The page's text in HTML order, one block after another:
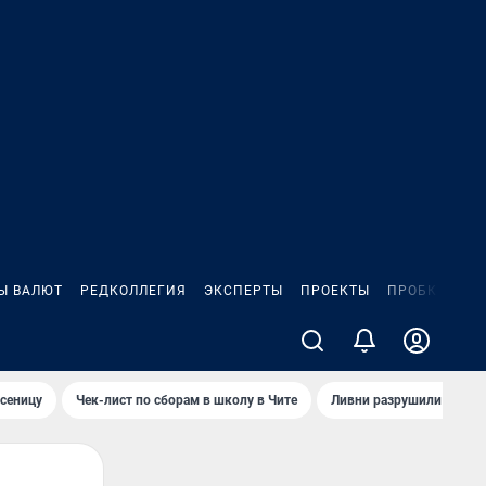
ВАЛЮТ РЕДКОЛЛЕГИЯ ЭКСПЕРТЫ ПРОЕКТЫ ПРОБКИ
Чек-лист по сборам в школу в Чите Ливни разрушили